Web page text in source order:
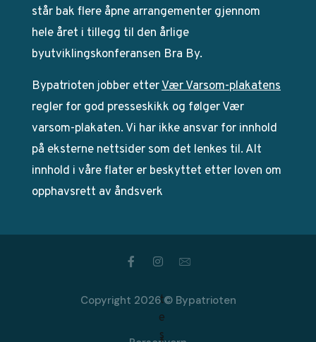
står bak flere åpne arrangementer gjennom
hele året i tillegg til den årlige
byutviklingskonferansen Bra By.
Bypatrioten jobber etterVær Varsom-plakatens
regler for god presseskikk og følger Vær
varsom-plakaten. Vi har ikke ansvar for innhold
på eksterne nettsider som det lenkes til. Alt
innhold i våre flater er beskyttet etter loven om
opphavsrett av åndsverk
Copyright 2026 © Bypatrioten